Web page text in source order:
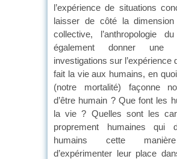
l’expérience de situations
laisser de côté la
collective, l’anthropologie
également donner une
investigations sur l’expérience
fait la vie aux humains, en
(notre mortalité) façonne
d’être humain ? Que font les
la vie ? Quelles sont les
proprement humaines qui
humains cette
d’expérimenter leur place